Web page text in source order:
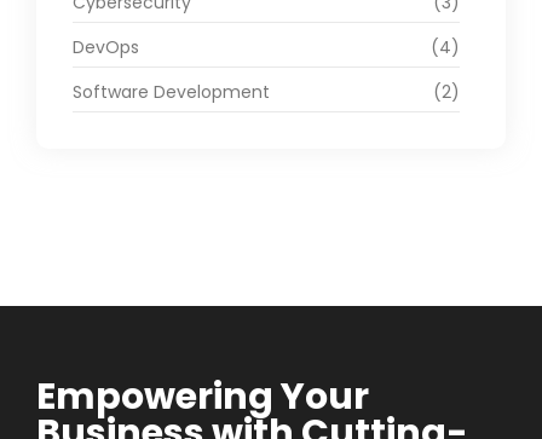
DevOps
(4)
Software Development
(2)
Empowering Your